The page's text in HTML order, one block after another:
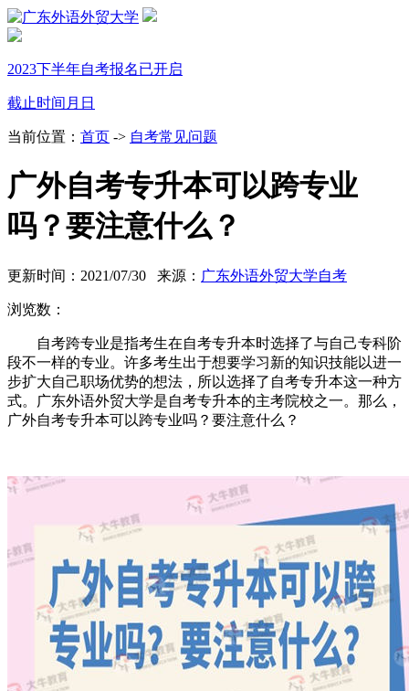
2023下半年自考报名已开启
截止时间 月 日
当前位置： 首页 -> 自考常见问题
广外自考专升本可以跨专业
吗？要注意什么？
更新时间：2021/07/30 来源： 广东外语外贸大学自考
浏览数：
自考跨专业是指考生在自考专升本时选择了与自己专科阶
段不一样的专业。 许多考生出于想要学习新的知识技能以进一
步扩大自己职场优势的想法，所以选择了自考专升本这一种方
式。广东外语外贸大学是自考专升本的主考院校之一。那么，
广外自考专升本可以跨专业吗？要注意什么？